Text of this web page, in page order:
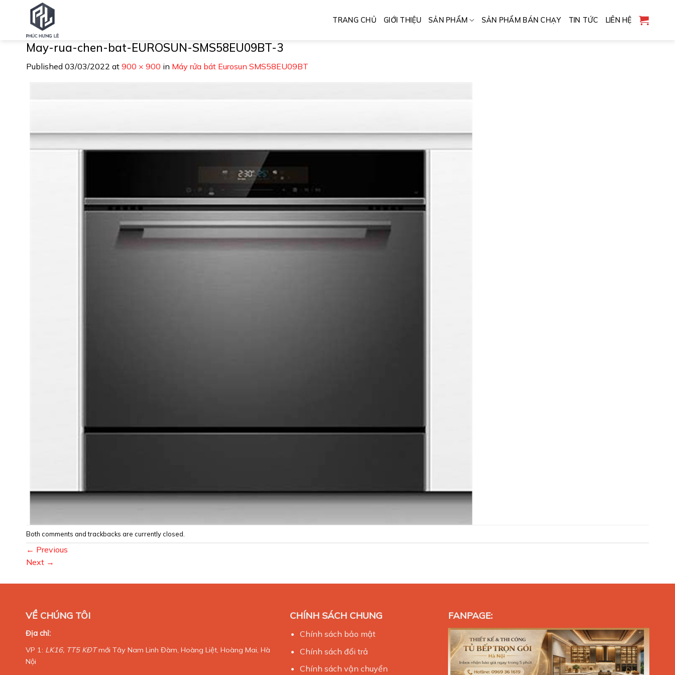
TRANG CHỦ GIỚI THIỆU SẢN PHẨM SẢN PHẨM BÁN CHẠY TIN TỨC LIÊN HỆ
May-rua-chen-bat-EUROSUN-SMS58EU09BT-3
Published 03/03/2022 at 900 × 900 in Máy rửa bát Eurosun SMS58EU09BT
Both comments and trackbacks are currently closed.
← Previous
Next →
VỀ CHÚNG TÔI
Địa chỉ:
VP 1: LK16, TT5 KĐTmới Tây Nam Linh Đàm, Hoàng Liệt, Hoàng Mai, Hà
Nội
CHÍNH SÁCH CHUNG
Chính sách bảo mật
Chính sách đổi trả
Chính sách vận chuyển
FANPAGE: